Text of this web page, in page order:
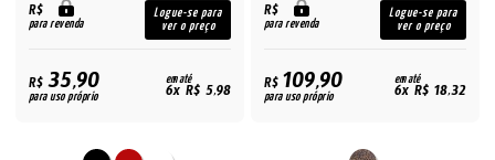
R$
para revenda
Logue-se para
ver o preço
R$35,90
para uso próprio
em até
6x R$ 5,98
R$
para revenda
Logue-se para
ver o preço
R$109,90
para uso próprio
em até
6x R$ 18,32